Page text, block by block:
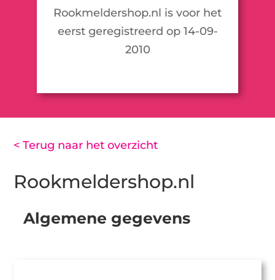
Rookmeldershop.nl is voor het
eerst geregistreerd op 14-09-
2010
< Terug naar het overzicht
Rookmeldershop.nl
Algemene gegevens